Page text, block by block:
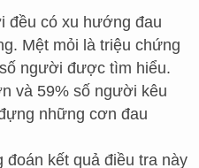
đều có xu hướng đau
Mệt mỏi là triệu chứng
người được tìm hiểu.
và 59% số người kêu
những cơn đau
đoán kết quả điều tra này